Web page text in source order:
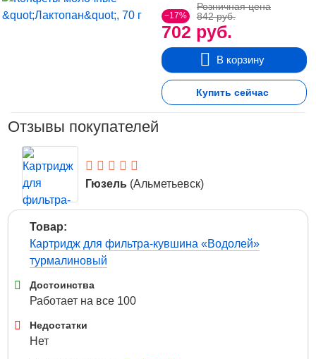
−17%
702 руб.
Розничная цена
842 руб.
В корзину
Купить сейчас
Отзывы покупателей
Гюзель (Альметьевск)
Товар:
Картридж для фильтра-кувшина «Водолей»
турмалиновый
Достоинства
Работает на все 100
Недостатки
Нет